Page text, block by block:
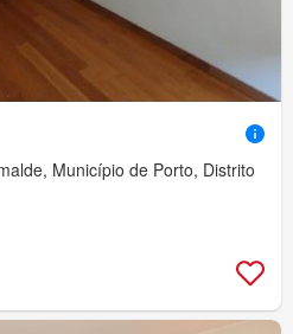
Município de Porto, Distrito